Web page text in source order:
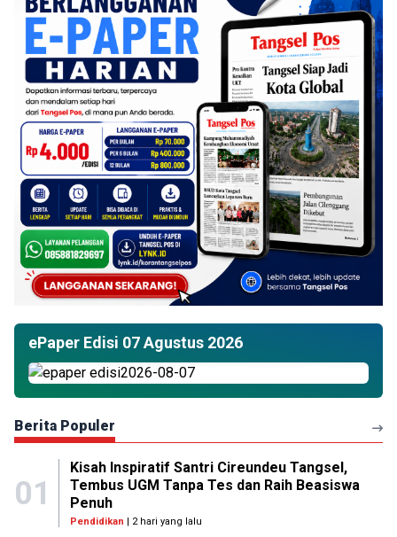
ePaper Edisi 07 Agustus 2026
Berita Populer
01
Kisah Inspiratif Santri Cireundeu Tangsel,
Tembus UGM Tanpa Tes dan Raih Beasiswa
Penuh
Pendidikan | 2 hari yang lalu